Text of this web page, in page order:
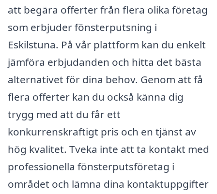
att begära offerter från flera olika företag
som erbjuder fönsterputsning i
Eskilstuna. På vår plattform kan du enkelt
jämföra erbjudanden och hitta det bästa
alternativet för dina behov. Genom att få
flera offerter kan du också känna dig
trygg med att du får ett
konkurrenskraftigt pris och en tjänst av
hög kvalitet. Tveka inte att ta kontakt med
professionella fönsterputsföretag i
området och lämna dina kontaktuppgifter